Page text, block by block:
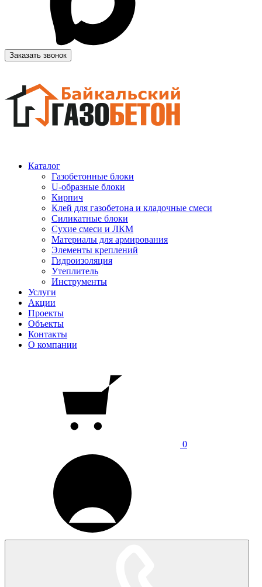
Заказать звонок
Каталог
Газобетонные блоки
U-образные блоки
Кирпич
Клей для газобетона и кладочные смеси
Силикатные блоки
Сухие смеси и ЛКМ
Материалы для армирования
Элементы креплений
Гидроизоляция
Утеплитель
Инструменты
Услуги
Акции
Проекты
Объекты
Контакты
О компании
0